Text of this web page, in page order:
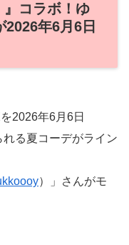
』コラボ！ゆ
年6月6日
2026年6月6日
れる夏コーデがライン
）」さんがモ